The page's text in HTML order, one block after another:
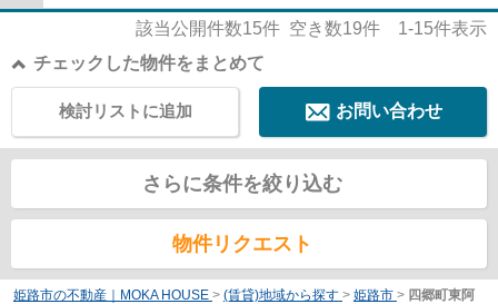
該当公開件数15件 空き数19件 1-15件表示
チェックした物件をまとめて
お問い合わせ
検討リストに追加
さらに条件を絞り込む
物件リクエスト
姫路市の不動産｜MOKA HOUSE > (賃貸)地域から探す > 姫路市 > 四郷町東阿